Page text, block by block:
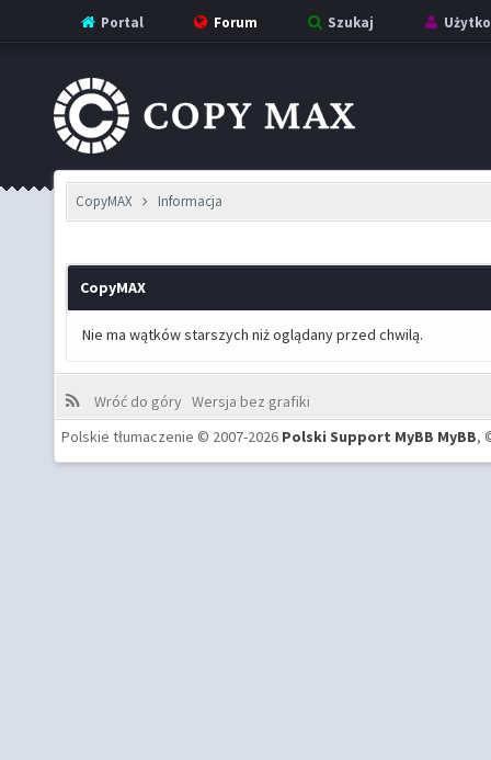
Portal Forum Szukaj
CopyMAX Informacja
CopyMAX
Nie ma wątków starszych niż oglądany przed chwilą.
Wróć do góry Wersja bez grafiki
Polskie tłumaczenie © 2007-2026 Polski Support MyBB MyBB,